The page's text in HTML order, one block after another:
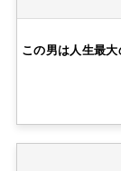
この男は人生最